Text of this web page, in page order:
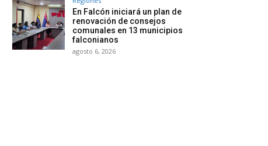
En Falcón iniciará un plan de
renovación de consejos
comunales en 13 municipios
falconianos
agosto 6, 2026